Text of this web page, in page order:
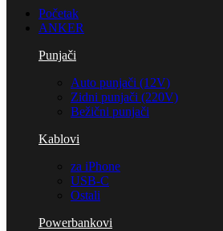
Početak
ANKER
Punjači
Auto punjači (12V)
Zidni punjači (220V)
Bežični punjači
Kablovi
za iPhone
USB-C
Ostali
Powerbankovi